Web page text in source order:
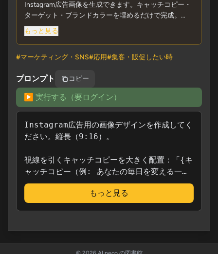
Instagram広告画像を生成できます。キャッチコピー・
ターゲット・ブランドカラーを埋めるだけで完成。
■ 使い方
・{...}を自分の内容に合わせて書き換え
・カラーコードはブランドカラーを入力（例:
・CTAは「今すぐ」「無料で」「限定」が効果的
■ こんな方におすすめ
・デザイナーに頼まずSNS広告を作りたい方
・広告クリエイティブのA/Bテスト素材を量産したい方
・Instagram運用を始めたばかりの方
■ ポイント
・9:16はストーリーズ/リール向き、1:1にすればフィー
ド用に
・メリットは3つが見やすさのベストバランス
る
もっと見る
#マーケティング・SNS#応用#集客・販促したい時
プロンプト コピー
▶️ 実行する（要ログイン）
Instagram広告用の画像デザインを作成してく
ださい。縦長（9:16）。
視線を引くキャッチコピーを大きく配置：「{キ
ャッチコピー（例: あなたの毎日を変える一
杯）}」。
写真やイラストは商用利用可能なスタイル。
ブランドカラーは「{メインカラー（例:
#FF5DA2）}」と{サブカラー（例: 白）}を基
もっと見る